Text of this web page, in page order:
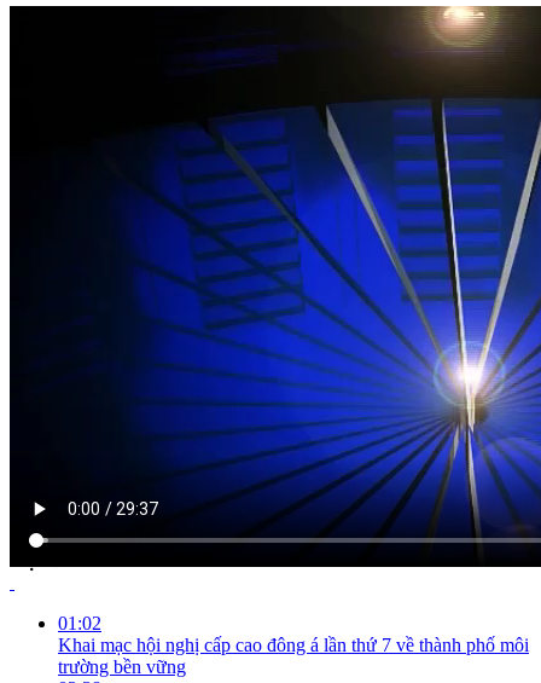
01:02
Khai mạc hội nghị cấp cao đông á lần thứ 7 về thành phố môi
trường bền vững